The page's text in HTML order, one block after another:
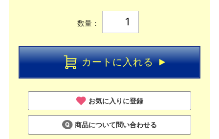
数量：
カートに入れる
お気に入りに登録
商品について問い合わせる